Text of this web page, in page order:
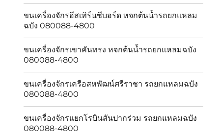
ขนเครื่องจักรอีสเทิร์นซีบอร์ด หจกต้นน้ำรถยกแหลม
ฉบัง 080088-4800
ขนเครื่องจักรเขาคันทรง หจกต้นน้ำรถยกแหลมฉบัง
080088-4800
ขนเครื่องจักรเครือสหพัฒน์ศรีราชา รถยกแหลมฉบัง
080088-4800
ขนเครื่องจักรแยกโรบินสันปากร่วม รถยกแหลมฉบัง
080088-4800